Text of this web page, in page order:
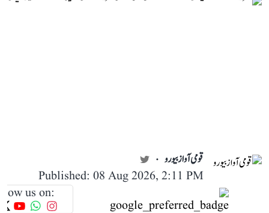
قومی آواز بیورو
Published: 08 Aug 2026, 2:11 PM
us on: